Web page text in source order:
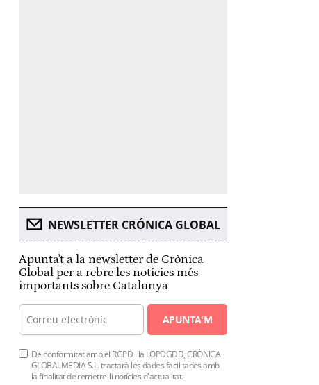
NEWSLETTER CRÓNICA GLOBAL
Apunta't a la newsletter de Crònica
Global per a rebre les notícies més
importants sobre Catalunya
APUNTA'M
De conformitat amb el RGPD i la LOPDGDD, CRÒNICA
GLOBALMEDIA S.L. tractarà les dades facilitades amb
la finalitat de remetre-li notícies d'actualitat.